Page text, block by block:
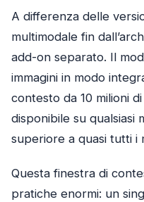
A differenza delle
multimodale fin
add-on separato. Il
immagini in modo
contesto da 10 milioni
disponibile su qualsiasi
superiore a quasi tutti i
Questa finestra di
pratiche enormi: un